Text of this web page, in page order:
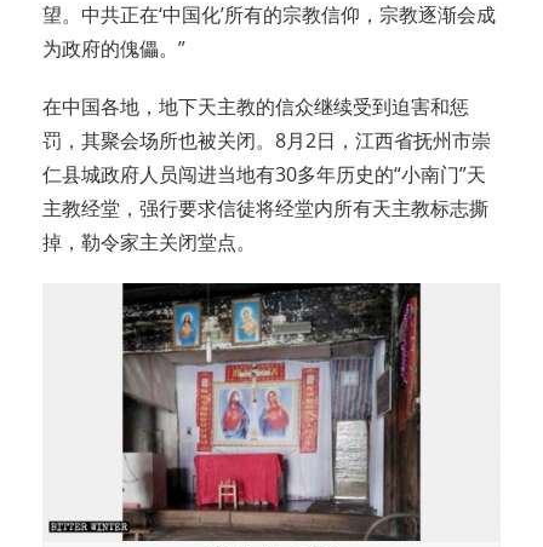
望。中共正在‘中国化’所有的宗教信仰，宗教逐渐会成
为政府的傀儡。”
在中国各地，地下天主教的信众继续受到迫害和惩
罚，其聚会场所也被关闭。8月2日，江西省抚州市崇
仁县城政府人员闯进当地有30多年历史的“小南门”天
主教经堂，强行要求信徒将经堂内所有天主教标志撕
掉，勒令家主关闭堂点。